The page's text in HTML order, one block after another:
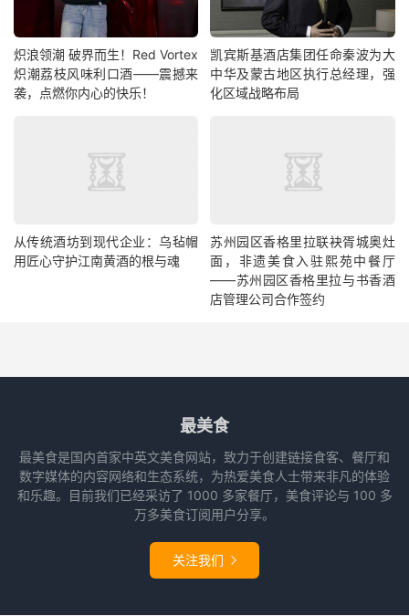
炽浪领潮 破界而生！Red Vortex
炽潮荔枝风味利口酒——震撼来
袭，点燃你内心的快乐！
凯宾斯基酒店集团任命秦波为大
中华及蒙古地区执行总经理，强
化区域战略布局
从传统酒坊到现代企业：乌毡帽
用匠心守护江南黄酒的根与魂
苏州园区香格里拉联袂胥城奥灶
面，非遗美食入驻熙苑中餐厅
——苏州园区香格里拉与书香酒
店管理公司合作签约
最美食
最美食是国内首家中英文美食网站，致力于创建链接食客、餐厅和
数字媒体的内容网络和生态系统，为热爱美食人士带来非凡的体验
和乐趣。目前我们已经采访了 1000 多家餐厅，美食评论与 100 多
万多美食订阅用户分享。
关注我们 